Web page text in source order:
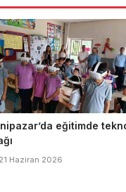
eğitimde
21 Haziran 2026